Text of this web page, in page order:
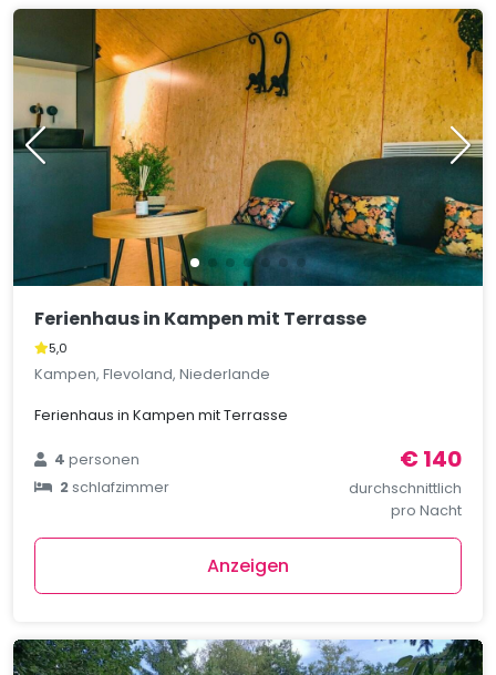
Ferienhaus in Kampen mit Terrasse
5,0
Kampen, Flevoland, Niederlande
Ferienhaus in Kampen mit Terrasse
4personen
2schlafzimmer
€ 140
durchschnittlich
pro Nacht
Anzeigen